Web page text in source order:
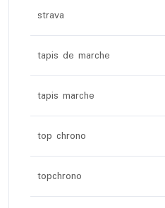
strava
tapis de marche
tapis marche
top chrono
topchrono